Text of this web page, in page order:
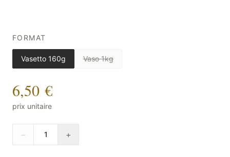
FORMAT
Vasetto 160g Vaso 1kg
6,50 €
prix unitaire
− 1 +